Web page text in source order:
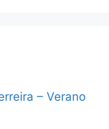
– Verano